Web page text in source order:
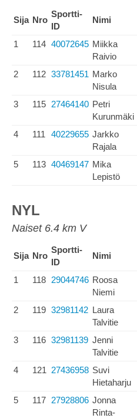
Sija Nro
Sportti-
ID
Nimi
1 114 40072645 Miikka
Raivio
2 112 33781451 Marko
Nisula
3 115 27464140 Petri
Kurunmäki
4 111 40229655 Jarkko
Rajala
5 113 40469147 Mika
Lepistö
NYL
Naiset 6.4 km V
Sija Nro
Sportti-
ID
Nimi
1 118 29044746 Roosa
Niemi
2 119 32981142 Laura
Talvitie
3 116 32981139 Jenni
Talvitie
4 121 27436958 Suvi
Hietaharju
5 117 27928806 Jonna
Rinta-